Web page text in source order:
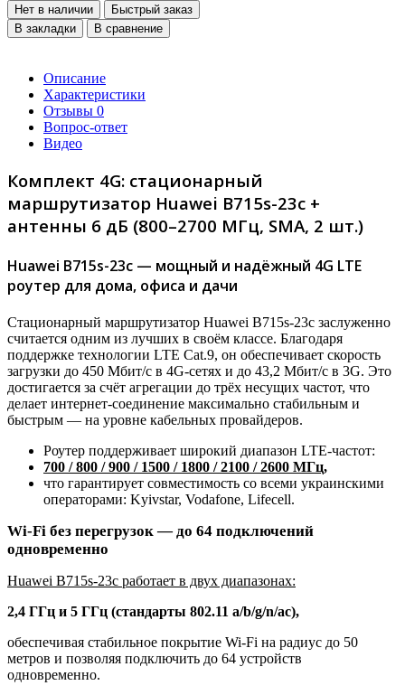
Нет в наличии
Быстрый заказ
В закладки
В сравнение
Описание
Характеристики
Отзывы 0
Вопрос-ответ
Видео
Комплект 4G: стационарный
маршрутизатор Huawei B715s-23c +
антенны 6 дБ (800–2700 МГц, SMA, 2 шт.)
Huawei B715s-23c — мощный и надёжный 4G LTE
роутер для дома, офиса и дачи
Стационарный маршрутизатор Huawei B715s-23c заслуженно
считается одним из лучших в своём классе. Благодаря
поддержке технологии LTE Cat.9, он обеспечивает скорость
загрузки до 450 Мбит/с в 4G-сетях и до 43,2 Мбит/с в 3G. Это
достигается за счёт агрегации до трёх несущих частот, что
делает интернет-соединение максимально стабильным и
быстрым — на уровне кабельных провайдеров.
Роутер поддерживает широкий диапазон LTE-частот:
700 / 800 / 900 / 1500 / 1800 / 2100 / 2600 МГц,
что гарантирует совместимость со всеми украинскими
операторами: Kyivstar, Vodafone, Lifecell.
Wi-Fi без перегрузок — до 64 подключений
одновременно
Huawei B715s-23c работает в двух диапазонах:
2,4 ГГц и 5 ГГц (стандарты 802.11 a/b/g/n/ac),
обеспечивая стабильное покрытие Wi-Fi на радиус до 50
метров и позволяя подключить до 64 устройств
одновременно.